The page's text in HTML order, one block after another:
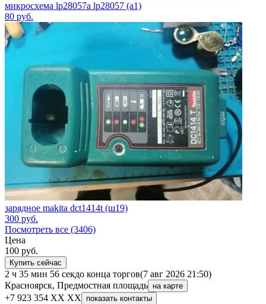
микросхема lp28057a lp28057 (a1)
80 руб.
зарядное makita dct1414t (ш19)
300 руб.
Посмотреть все (3406)
Цена
100 руб.
Купить сейчас
2 ч 35 мин 56 секдо конца торгов(7 авг 2026 21:50)
Красноярск, Предмостная площадь на карте
+7 923 354 XX XX показать контакты